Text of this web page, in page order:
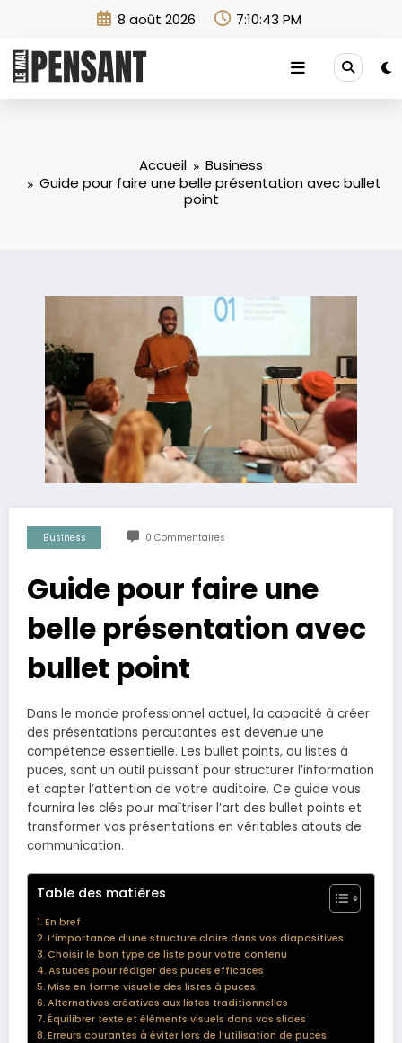
8 août 2026 7:10:44 PM
Accueil
Business
Guide pour faire une belle présentation avec bullet
point
Business 0 Commentaires
Guide pour faire une
belle présentation avec
bullet point
Dans le monde professionnel actuel, la capacité à créer
des présentations percutantes est devenue une
compétence essentielle. Les bullet points, ou listes à
puces, sont un outil puissant pour structurer l’information
et capter l’attention de votre auditoire. Ce guide vous
fournira les clés pour maîtriser l’art des bullet points et
transformer vos présentations en véritables atouts de
communication.
Table des matières
En bref
L’importance d’une structure claire dans vos diapositives
Choisir le bon type de liste pour votre contenu
Astuces pour rédiger des puces efficaces
Mise en forme visuelle des listes à puces
Alternatives créatives aux listes traditionnelles
Équilibrer texte et éléments visuels dans vos slides
Erreurs courantes à éviter lors de l’utilisation de puces